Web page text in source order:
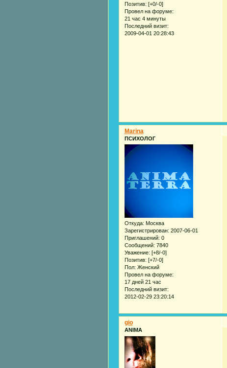
Позитив: [+0/-0]
Провел на форуме:
21 час 4 минуты
Последний визит:
2009-04-01 20:28:43
Marina
ПСИХОЛОГ
Откуда: Москва
Зарегистрирован: 2007-06-01
Приглашений: 0
Сообщений: 7840
Уважение: [+8/-0]
Позитив: [+7/-0]
Пол: Женский
Провел на форуме:
17 дней 21 час
Последний визит:
2012-02-29 23:20:14
gio
ANIMA